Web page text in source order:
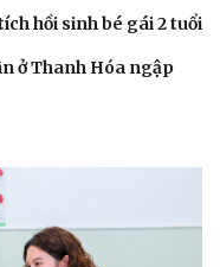
hồi sinh bé gái 2 tuổi
ở Thanh Hóa ngập